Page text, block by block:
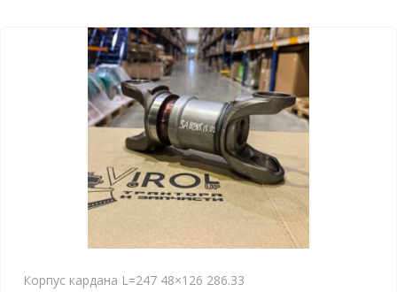
Корпус кардана L=247 48×126 286.33